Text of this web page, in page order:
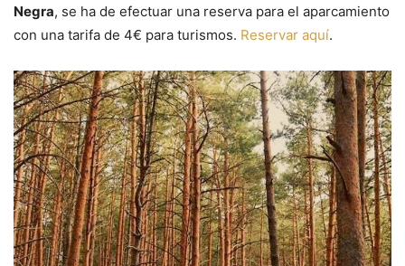
Negra, se ha de efectuar una reserva para el aparcamiento
con una tarifa de 4€ para turismos. Reservar aquí.